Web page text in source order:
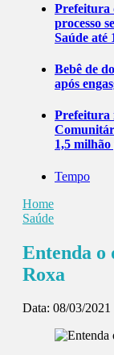
Prefeitura
processo
Saúde até
Bebê de
após
Prefeitura
1,5
Tempo
Home
Saúde
Entenda o
Roxa
Data: 08/03/2021